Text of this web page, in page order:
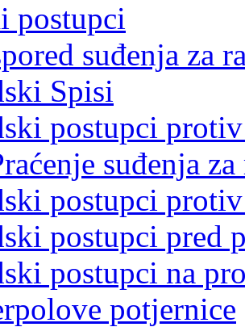
postupci
suđenja za
Spisi
postupci
suđenja
postupci
postupci pred
postupci na
potjernice